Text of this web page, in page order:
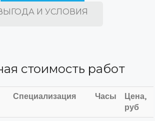
И УСЛОВИЯ
стоимость работ
Специализация Часы
Цена,
руб